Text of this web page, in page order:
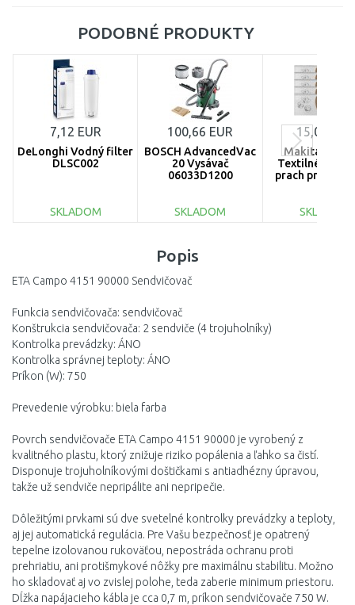
PODOBNÉ PRODUKTY
7,12 EUR
DeLonghi Vodný filter
DLSC002
SKLADOM
100,66 EUR
BOSCH AdvancedVac
20 Vysávač
06033D1200
SKLADOM
Porovnať
15,02 EUR
Makita P-
Textilné
prach pre
SKLADOM
Popis
ETA Campo 4151 90000 Sendvičovač
Funkcia sendvičovača: sendvičovač
Konštrukcia sendvičovača: 2 sendviče (4 trojuholníky)
Kontrolka prevádzky: ÁNO
Kontrolka správnej teploty: ÁNO
Príkon (W): 750
Prevedenie výrobku: biela farba
Povrch sendvičovače ETA Campo 4151 90000 je vyrobený z
kvalitného plastu, ktorý znižuje riziko popálenia a ľahko sa čistí.
Disponuje trojuholníkovými doštičkami s antiadhézny úpravou,
takže už sendviče nepripálite ani nepripečie.
Dôležitými prvkami sú dve svetelné kontrolky prevádzky a teploty,
aj jej automatická regulácia. Pre Vašu bezpečnosť je opatrený
tepelne izolovanou rukoväťou, nepostráda ochranu proti
prehriatiu, ani protišmykové nôžky pre maximálnu stabilitu. Možno
ho skladovať aj vo zvislej polohe, teda zaberie minimum priestoru.
Dĺžka napájacieho kábla je cca 0,7 m, príkon sendvičovače 750 W.